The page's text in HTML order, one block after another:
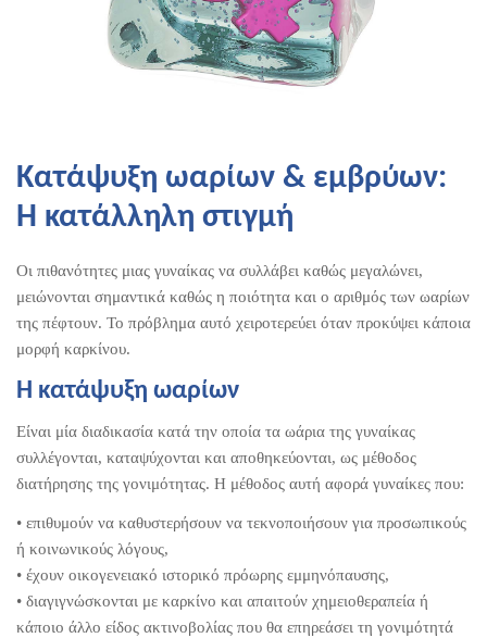
Κατάψυξη ωαρίων & εμβρύων:
Η κατάλληλη στιγμή
Οι πιθανότητες μιας γυναίκας να συλλάβει καθώς μεγαλώνει,
μειώνονται σημαντικά καθώς η ποιότητα και ο αριθμός των ωαρίων
της πέφτουν. Το πρόβλημα αυτό χειροτερεύει όταν προκύψει κάποια
μορφή καρκίνου.
Η κατάψυξη ωαρίων
Είναι μία διαδικασία κατά την οποία τα ωάρια της γυναίκας
συλλέγονται, καταψύχονται και αποθηκεύονται, ως μέθοδος
διατήρησης της γονιμότητας. Η μέθοδος αυτή αφορά γυναίκες που:
• επιθυμούν να καθυστερήσουν να τεκνοποιήσουν για προσωπικούς
ή κοινωνικούς λόγους,
• έχουν οικογενειακό ιστορικό πρόωρης εμμηνόπαυσης,
• διαγιγνώσκονται με καρκίνο και απαιτούν χημειοθεραπεία ή
κάποιο άλλο είδος ακτινοβολίας που θα επηρεάσει τη γονιμότητά